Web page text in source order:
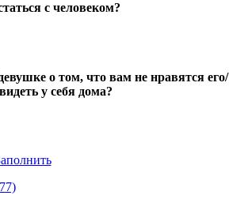
с человеком?
о том, что вам не нравятся его/
у себя дома?